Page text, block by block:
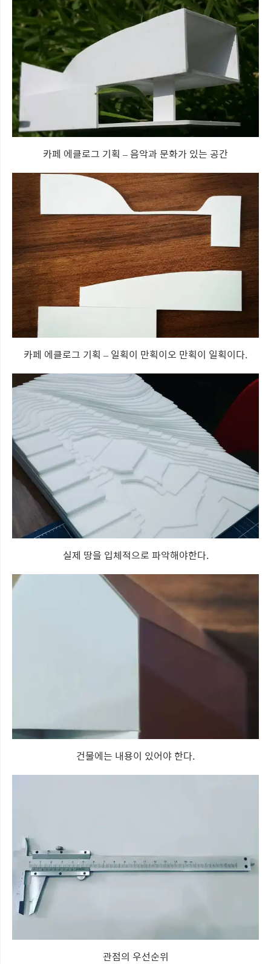
카페 에클로그 기획 – 음악과 문화가 있는 공간
카페 에클로그 기획 – 일획이 만획이오 만획이 일획이다.
실제 땅을 입체적으로 파악해야한다.
건물에는 내용이 있어야 한다.
관점의 우선순위